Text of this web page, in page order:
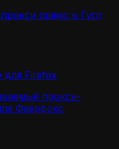
прямо в Гугл
для Firefox
прокси-
Фаерфокс